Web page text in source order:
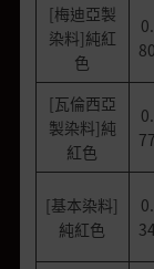
[梅迪亞製
染料]純紅
色
[瓦倫西亞
製染料]純
紅色
[基本染料]
純紅色